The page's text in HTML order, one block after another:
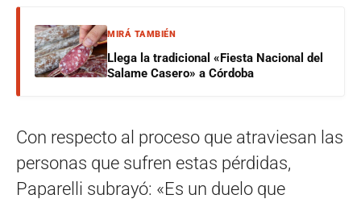
MIRÁ TAMBIÉN
Llega la tradicional «Fiesta Nacional del
Salame Casero» a Córdoba
Con respecto al proceso que atraviesan las
personas que sufren estas pérdidas,
Paparelli subrayó: «Es un duelo que